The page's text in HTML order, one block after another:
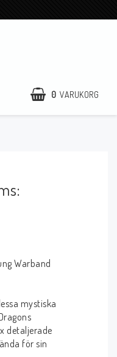
0 VARUKORG
Warband
mystiska
detaljerade
för sin